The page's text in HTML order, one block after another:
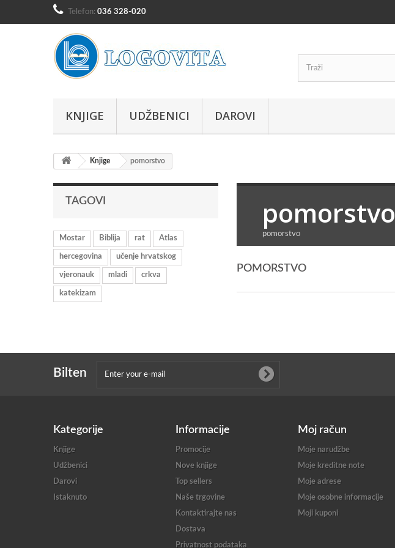
Telefon: 036 328-020
KNJIGE UDŽBENICI DAROVI
Knjige pomorstvo
TAGOVI
Mostar Biblija rat Atlas
hercegovina učenje hrvatskog
vjeronauk mladi crkva
katekizam
pomorstvo
pomorstvo
POMORSTVO
Bilten
Kategorije
Knjige
Udžbenici
Darovi
Istaknuto
Informacije
Promocije
Nove knjige
Top sellers
Naše trgovine
Kontaktirajte nas
Dostava
Privatnost podataka
Moj račun
Moje narudžbe
Moje kreditne note
Moje adrese
Moje osobne informacije
Moji kuponi